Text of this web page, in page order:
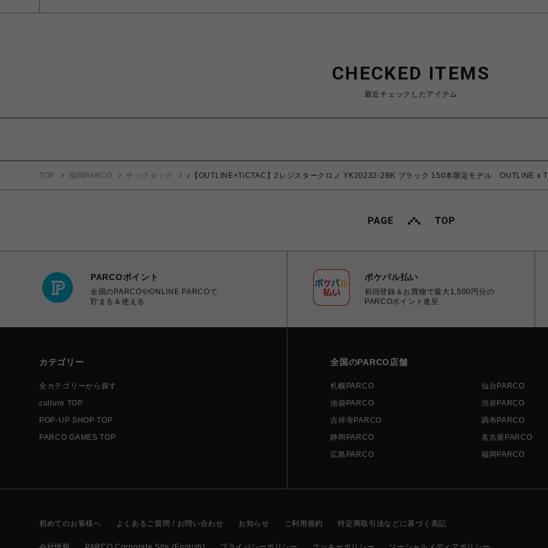
CHECKED ITEMS
最近チェックしたアイテム
TOP 福岡PARCO チックタック ♪【OUTLINE×TiCTAC】2レジスタークロノ YK20232-2BK ブラック 150本限定モデル OUTLINE x
PARCOポイント
全国のPARCOやONLINE PARCOで
貯まる＆使える
ポケパル払い
初回登録＆お買物で最大1,500円分の
PARCOポイント進呈
カテゴリー
全カテゴリーから探す
culture TOP
POP-UP SHOP TOP
PARCO GAMES TOP
全国のPARCO店舗
札幌PARCO 仙台PARCO
池袋PARCO
渋谷PARCO
吉祥寺PARCO
調布PARCO
静岡PARCO
名古屋PARCO
広島PARCO
福岡PARCO
初めてのお客様へ よくあるご質問 / お問い合わせ お知らせ ご利用規約 特定商取引法などに基づく表記